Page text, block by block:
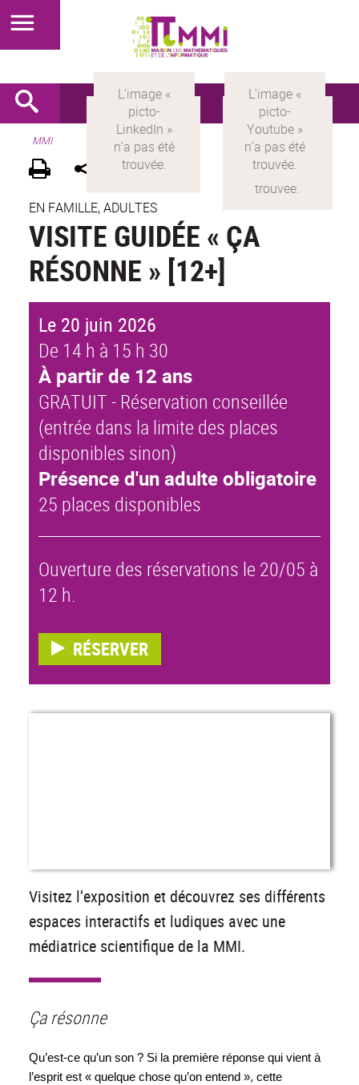
MMI
EN FAMILLE, ADULTES
VISITE GUIDÉE « ÇA
RÉSONNE » [12+]
Le 20 juin 2026
De 14 h à 15 h 30
À partir de 12 ans
GRATUIT - Réservation conseillée
(entrée dans la limite des places
disponibles sinon)
Présence d'un adulte obligatoire
25 places disponibles
Ouverture des réservations le 20/05 à
12 h.
RÉSERVER
Visitez l’exposition et découvrez ses différents
espaces interactifs et ludiques avec une
médiatrice scientifique de la MMI.
Ça résonne
Qu’est-ce qu’un son ? Si la première réponse qui vient à
l’esprit est « quelque chose qu’on entend », cette